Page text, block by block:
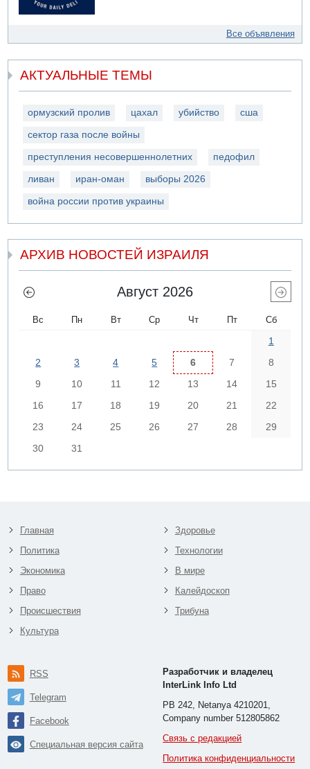
Все объявления
АКТУАЛЬНЫЕ ТЕМЫ
ормузский пролив цахал убийство сша
сектор газа после войны
преступления несовершеннолетних педофил
ливан иран-оман выборы 2026
война россии против украины
АРХИВ НОВОСТЕЙ ИЗРАИЛЯ
Август 2026
Вс Пн Вт Ср Чт Пт Сб
1
2
3 4 5 6 7
8
9
10 11 12 13 14
15
16
17 18 19 20 21
22
23
24 25 26 27 28
29
30
31
Главная
Политика
Экономика
Право
Происшествия
Культура
Здоровье
Технологии
В мире
Калейдоскоп
Трибуна
RSS
Telegram
Facebook
Специальная версия сайта
Разработчик и владелец
InterLink Info Ltd
PB 242, Netanya 4210201,
Company number 512805862
Связь с редакцией
Политика конфиденциальности